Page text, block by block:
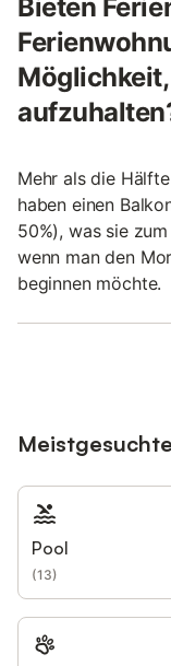
Bieten
Mehr als die
haben einen
50%), was sie
wenn man den
beginnen möchte.
Pool
(13)